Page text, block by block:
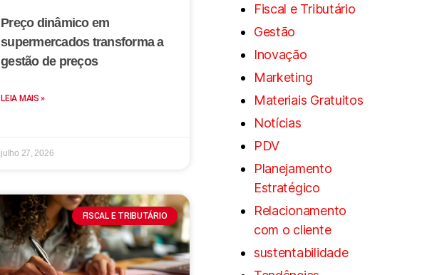
Preço dinâmico em
supermercados transforma a
gestão de preços
LEIA MAIS »
julho 27, 2026
FISCAL E TRIBUTÁRIO
Fiscal e Tributário
Gestão
Inovação
Marketing
Materiais Gratuitos
Notícias
PDV
Planejamento
Estratégico
Relacionamento
com o cliente
sustentabilidade